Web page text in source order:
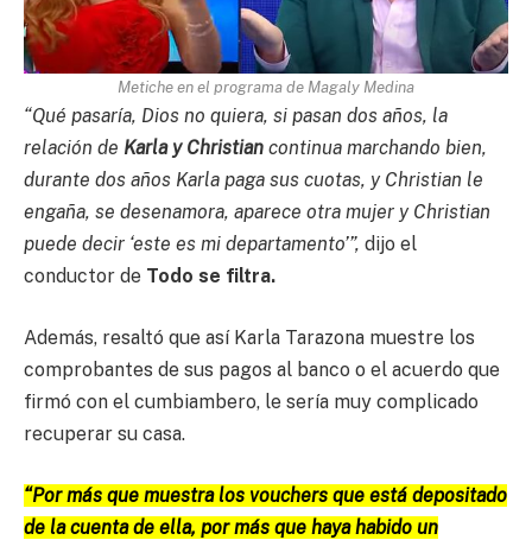
Metiche en el programa de Magaly Medina
“Qué pasaría, Dios no quiera, si pasan dos años, la
relación de Karla y Christian continua marchando bien,
durante dos años Karla paga sus cuotas, y Christian le
engaña, se desenamora, aparece otra mujer y Christian
puede decir ‘este es mi departamento’”, dijo el
conductor de Todo se filtra.
Además, resaltó que así Karla Tarazona muestre los
comprobantes de sus pagos al banco o el acuerdo que
firmó con el cumbiambero, le sería muy complicado
recuperar su casa.
“Por más que muestra los vouchers que está depositado
de la cuenta de ella, por más que haya habido un